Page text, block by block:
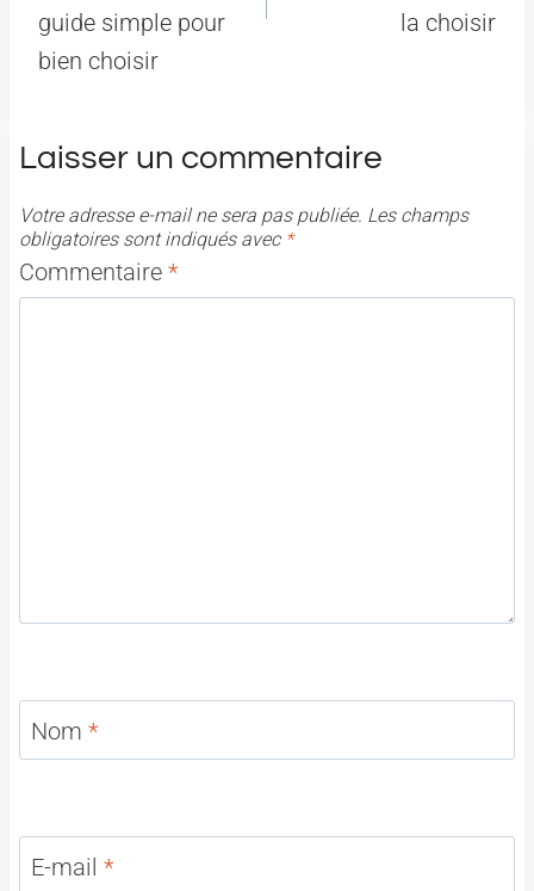
guide simple pour
bien choisir
la choisir
Laisser un commentaire
Votre adresse e-mail ne sera pas publiée. Les champs
obligatoires sont indiqués avec *
Commentaire *
Nom *
E-mail *